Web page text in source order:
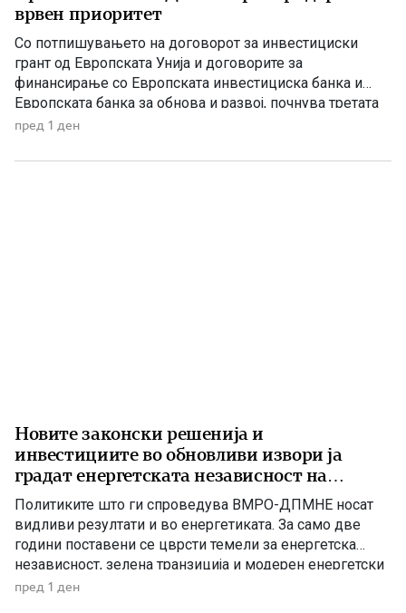
врвен приоритет
Со потпишувањето на договорот за инвестициски
грант од Европската Унија и договорите за
финансирање со Европската инвестициска банка и
Европската банка за обнова и развој, почнува третата
фаза од финансирањето на железничката делница
8. На потпишувањето во Владата присуствуваа
пред 1 ден
Новите законски решенија и
инвестициите во обновливи извори ја
градат енергетската независност на
Македонија
Политиките што ги спроведува ВМРО-ДПМНЕ носат
видливи резултати и во енергетиката. За само две
години поставени се цврсти темели за енергетска
независност, зелена транзиција и модерен енергетски
систем кој ќе обезбеди сигурност, нови инвестиции и
пред 1 ден